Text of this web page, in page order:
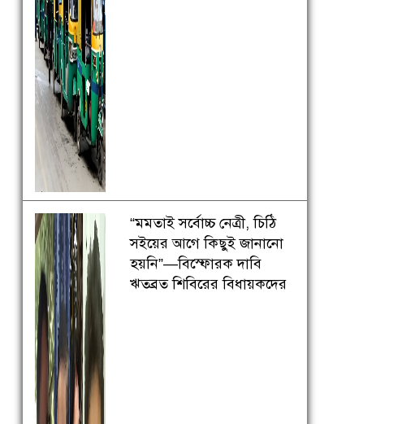
“মমতাই সর্বোচ্চ নেত্রী, চিঠি
সইয়ের আগে কিছুই জানানো
হয়নি”—বিস্ফোরক দাবি
ঋতব্রত শিবিরের বিধায়কদের